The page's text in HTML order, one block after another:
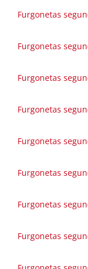
Furgonetas
Furgonetas
Furgonetas
Furgonetas
Furgonetas
Furgonetas
Furgonetas
Furgonetas